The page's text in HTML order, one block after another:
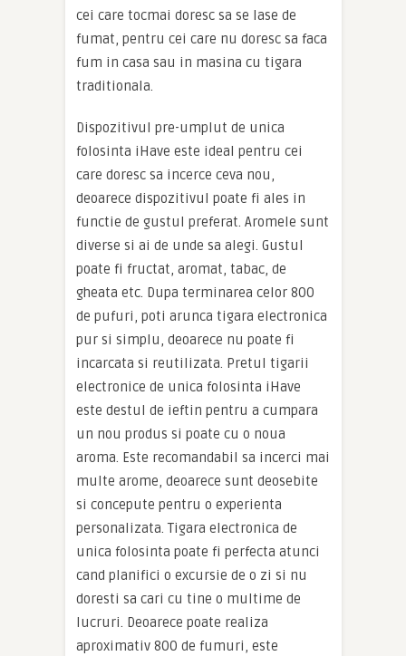
cei care tocmai doresc sa se lase de
fumat, pentru cei care nu doresc sa faca
fum in casa sau in masina cu tigara
traditionala.
Dispozitivul pre-umplut de unica
folosinta iHave este ideal pentru cei
care doresc sa incerce ceva nou,
deoarece dispozitivul poate fi ales in
functie de gustul preferat. Aromele sunt
diverse si ai de unde sa alegi. Gustul
poate fi fructat, aromat, tabac, de
gheata etc. Dupa terminarea celor 800
de pufuri, poti arunca tigara electronica
pur si simplu, deoarece nu poate fi
incarcata si reutilizata. Pretul tigarii
electronice de unica folosinta iHave
este destul de ieftin pentru a cumpara
un nou produs si poate cu o noua
aroma. Este recomandabil sa incerci mai
multe arome, deoarece sunt deosebite
si concepute pentru o experienta
personalizata. Tigara electronica de
unica folosinta poate fi perfecta atunci
cand planifici o excursie de o zi si nu
doresti sa cari cu tine o multime de
lucruri. Deoarece poate realiza
aproximativ 800 de fumuri, este